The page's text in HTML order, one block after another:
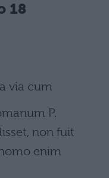
18
via cum
P.
non fuit
enim